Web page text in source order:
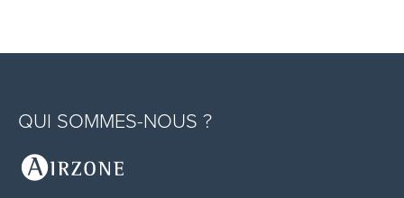
QUI SOMMES-NOUS ?